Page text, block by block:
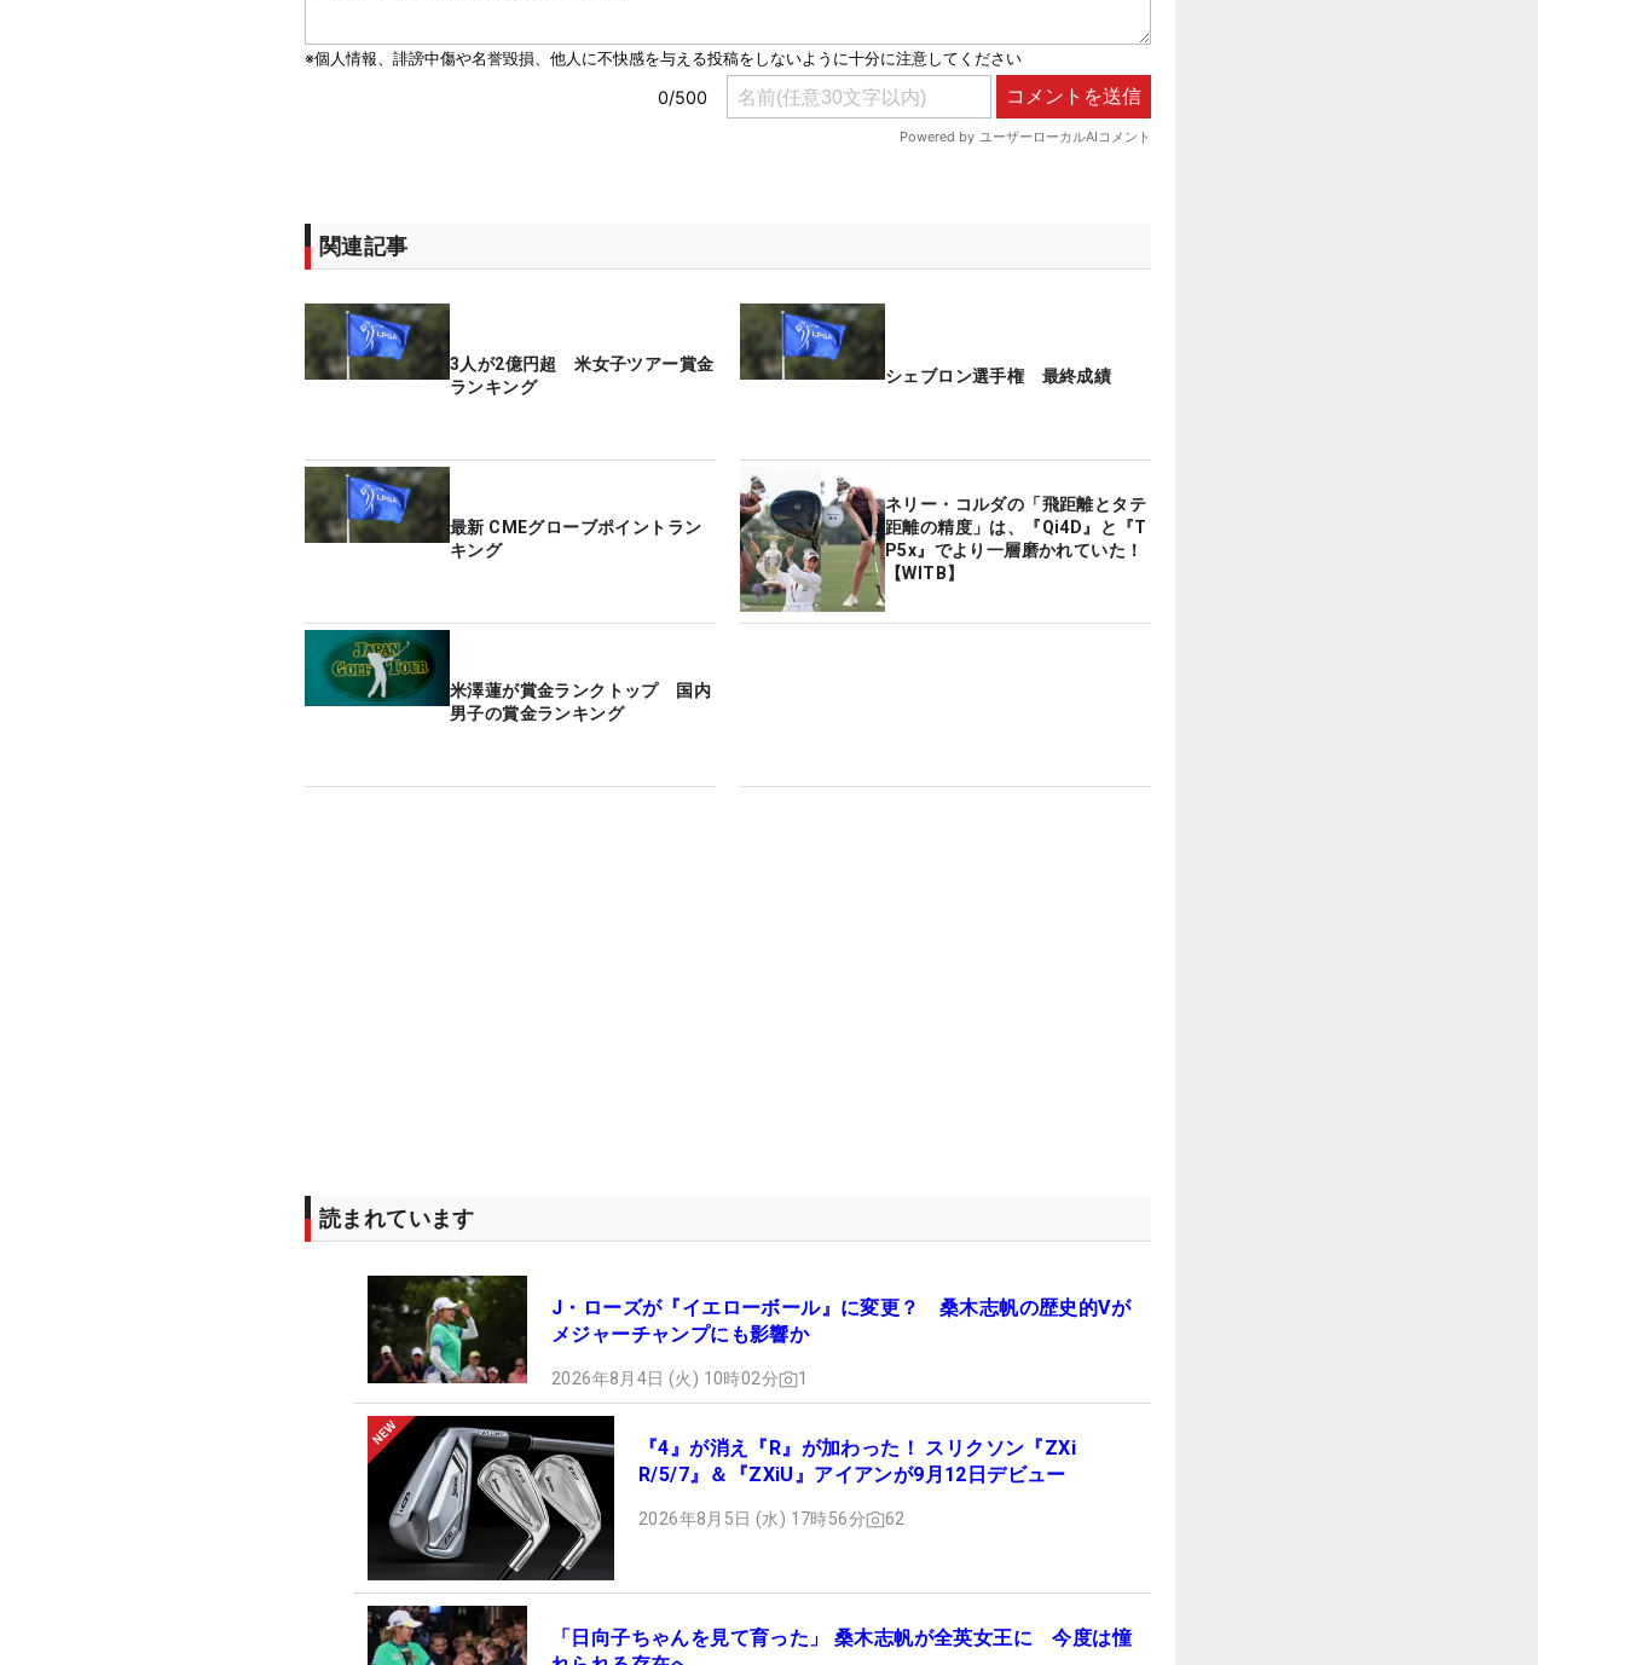
関連記事
3人が2億円超 米女子ツアー賞金
ランキング
シェブロン選手権 最終成績
最新 CMEグローブポイントラン
キング
ネリー・コルダの「飛距離とタテ
距離の精度」は、『Qi4D』と『T
P5x』でより一層磨かれていた！
【WITB】
米澤蓮が賞金ランクトップ 国内
男子の賞金ランキング
読まれています
J・ローズが『イエローボール』に変更？ 桑木志帆の歴史的Vが
メジャーチャンプにも影響か
2026年8月4日 (火) 10時02分 1
『4』が消え『R』が加わった！ スリクソン『ZXi
R/5/7』＆『ZXiU』アイアンが9月12日デビュー
2026年8月5日 (水) 17時56分 62
「日向子ちゃんを見て育った」 桑木志帆が全英女王に 今度は憧